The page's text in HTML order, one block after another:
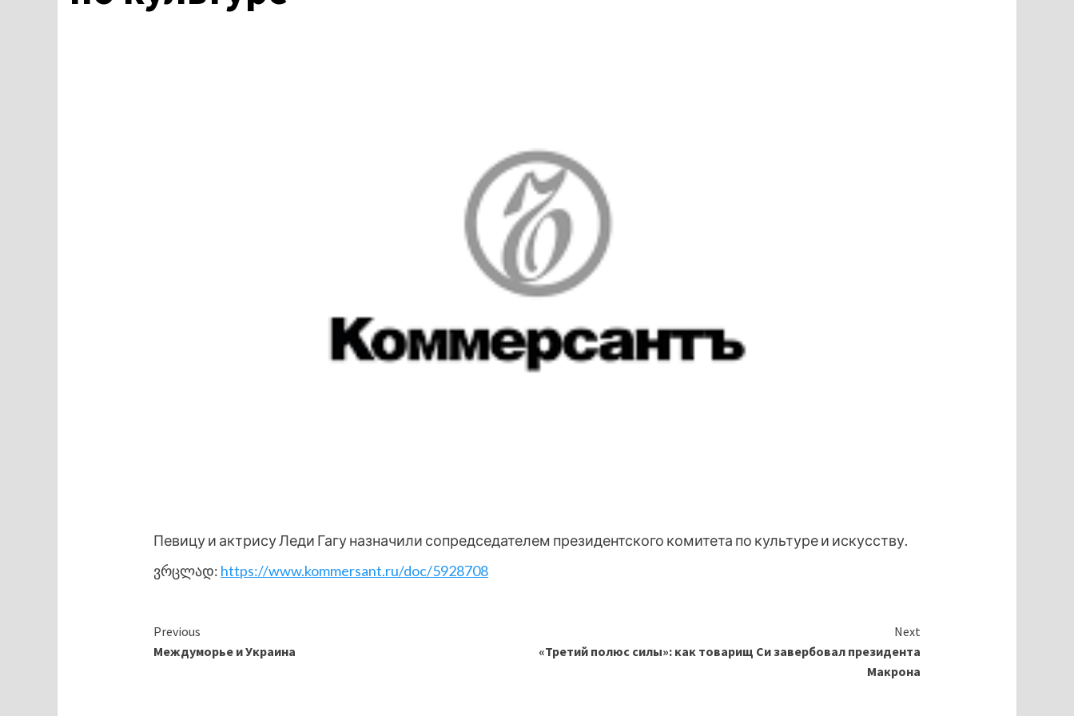
Певицу и актрису Леди Гагу назначили сопредседателем президентского комитета по культуре и искусству.
ვრცლად: https://www.kommersant.ru/doc/5928708
Continue
Reading
Previous
Междуморье и Украина
Next
«Третий полюс силы»: как товарищ Си завербовал президента
Макрона